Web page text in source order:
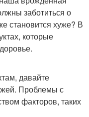
заботиться о
становится хуже? В
которые
давайте
Проблемы с
факторов, таких